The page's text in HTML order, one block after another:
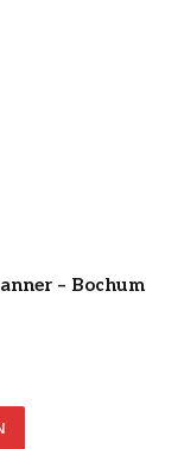
– Bochum